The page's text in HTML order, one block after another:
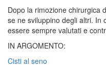
Dopo la rimozione chirurgica
se ne sviluppino degli altri. In
essere sempre valutati e
IN ARGOMENTO:
Cisti al seno